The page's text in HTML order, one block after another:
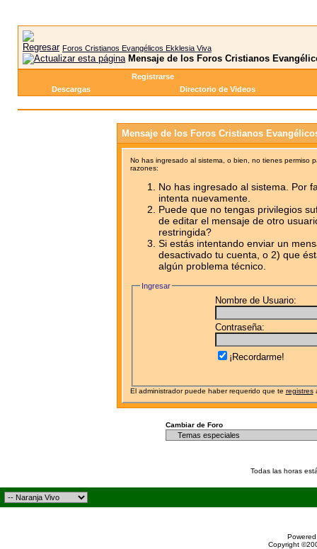
Foros Cristianos Evangélicos Ekklesia Viva
Mensaje de los Foros Cristianos
Registrarse
Descargas
Directorio de Videos
Mensaje de los Foros Cristianos
No has ingresado al sistema, o bien, no tienes permiso
razones:
No has ingresado al sistema. Por
intenta nuevamente.
Puede que no tengas privilegios
de editar el mensaje de otro
restringida?
Si estás intentando enviar un
desactivado tu cuenta, o 2) que
algún problema técnico.
Ingresar
Nombre de Usuario:
Contraseña:
¡Recordarme!
El administrador puede haber requerido que te registres
Cambiar de Foro
Todas las horas
Copyright